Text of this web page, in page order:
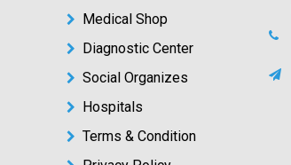
Medical Shop
Diagnostic Center
Social Organizes
Hospitals
Terms & Condition